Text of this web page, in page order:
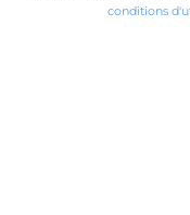
conditions